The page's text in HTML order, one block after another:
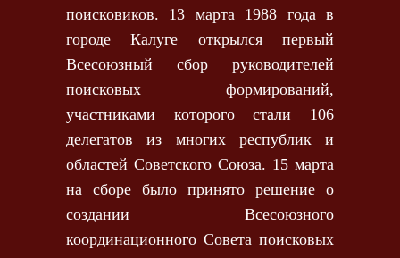
поисковиков. 13 марта 1988 года в
городе Калуге открылся первый
Всесоюзный сбор руководителей
поисковых формирований,
участниками которого стали 106
делегатов из многих республик и
областей Советского Союза. 15 марта
на сборе было принято решение о
создании Всесоюзного
координационного Совета поисковых